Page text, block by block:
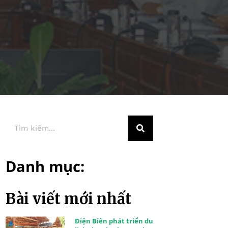
Danh mục:
Bài viết mới nhất
Điện Biên phát triển du